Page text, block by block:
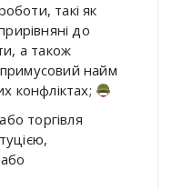
такі як
до
а також
найм
конфліктах;
торгівля